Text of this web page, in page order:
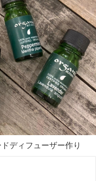
ディフューザー作り